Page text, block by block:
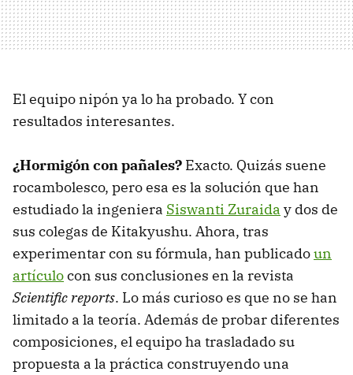
El equipo nipón ya lo ha probado. Y con
resultados interesantes.
¿Hormigón con pañales? Exacto. Quizás suene
rocambolesco, pero esa es la solución que han
estudiado la ingeniera Siswanti Zuraida y dos de
sus colegas de Kitakyushu. Ahora, tras
experimentar con su fórmula, han publicadoun
artículocon sus conclusiones en la revista
Scientific reports. Lo más curioso es que no se han
limitado a la teoría. Además de probar diferentes
composiciones, el equipo ha trasladado su
propuesta a la práctica construyendo una